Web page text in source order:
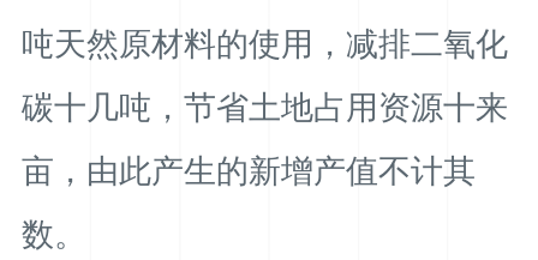
吨天然原材料的使用，减排二氧化
碳十几吨，节省土地占用资源十来
亩，由此产生的新增产值不计其
数。